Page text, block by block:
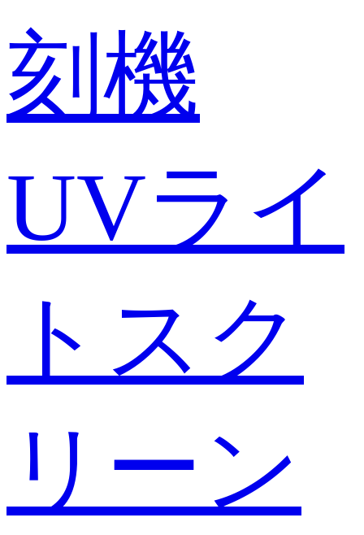
刻機
UVライ
トスク
リーン